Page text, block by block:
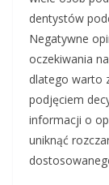
dentystów
Negatywne
oczekiwania
dlatego warto
podjęciem
informacji o
uniknąć